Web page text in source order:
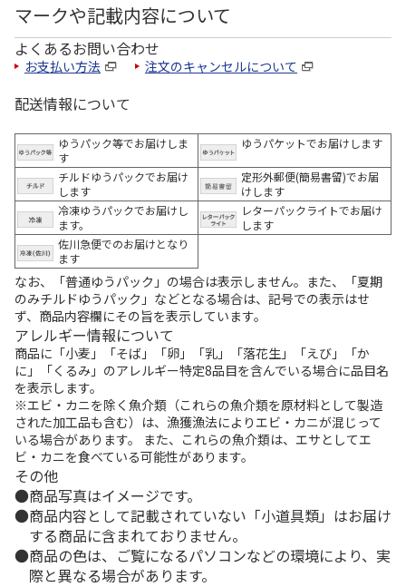
マークや記載内容について
よくあるお問い合わせ
お支払い方法 注文のキャンセルについて
配送情報について
ゆうパック等でお届けしま
す
ゆうパケットでお届けします
チルドゆうパックでお届け
します
定形外郵便(簡易書留)でお届
けします
冷凍ゆうパックでお届けし
ます。
レターパックライトでお届け
します
佐川急便でのお届けとなり
ます
なお、「普通ゆうパック」の場合は表示しません。また、「夏期
のみチルドゆうパック」などとなる場合は、記号での表示はせ
ず、商品内容欄にその旨を表示しています。
アレルギー情報について
商品に「小麦」「そば」「卵」「乳」「落花生」「えび」「か
に」「くるみ」のアレルギー特定8品目を含んでいる場合に品目名
を表示します。
※エビ・カニを除く魚介類（これらの魚介類を原材料として製造
された加工品も含む）は、漁獲漁法によりエビ・カニが混じって
いる場合があります。 また、これらの魚介類は、エサとしてエ
ビ・カニを食べている可能性があります。
その他
商品写真はイメージです。
商品内容として記載されていない「小道具類」はお届け
する商品に含まれておりません。
商品の色は、ご覧になるパソコンなどの環境により、実
際と異なる場合があります。